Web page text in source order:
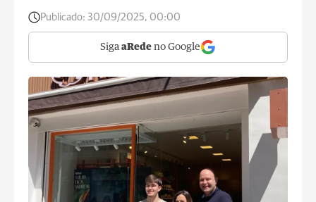
Publicado: 30/09/2025, 00:00
Siga aRede no Google